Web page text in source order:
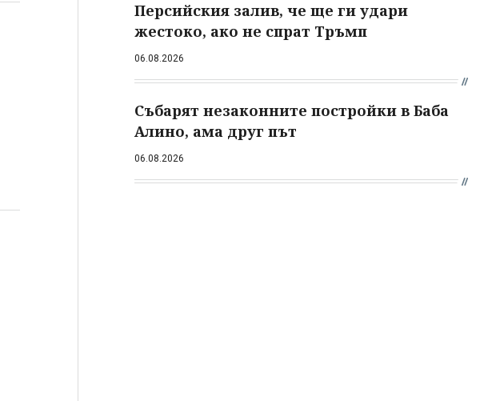
Персийския залив, че ще ги удари
жестоко, ако не спрат Тръмп
06.08.2026
Събарят незаконните постройки в Баба
Алино, ама друг път
06.08.2026